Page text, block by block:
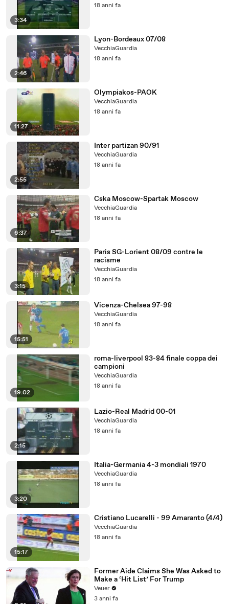
3:34
18 anni fa
2:46
Lyon-Bordeaux 07/08
VecchiaGuardia
18 anni fa
11:27
Olympiakos-PAOK
VecchiaGuardia
18 anni fa
2:55
Inter partizan 90/91
VecchiaGuardia
18 anni fa
6:37
Cska Moscow-Spartak Moscow
VecchiaGuardia
18 anni fa
3:15
Paris SG-Lorient 08/09 contre le
racisme
VecchiaGuardia
18 anni fa
15:51
Vicenza-Chelsea 97-98
VecchiaGuardia
18 anni fa
19:02
roma-liverpool 83-84 finale coppa dei
campioni
VecchiaGuardia
18 anni fa
2:15
Lazio-Real Madrid 00-01
VecchiaGuardia
18 anni fa
3:20
Italia-Germania 4-3 mondiali 1970
VecchiaGuardia
18 anni fa
15:17
Cristiano Lucarelli - 99 Amaranto (4/4)
VecchiaGuardia
18 anni fa
Former Aide Claims She Was Asked to
Make a ‘Hit List’ For Trump
Veuer
3 anni fa